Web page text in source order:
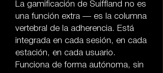
La gamificación de Suiffland no es
una función extra — es la columna
vertebral de la adherencia. Está
integrada en cada sesión, en cada
estación, en cada usuario.
Funciona de forma autónoma, sin